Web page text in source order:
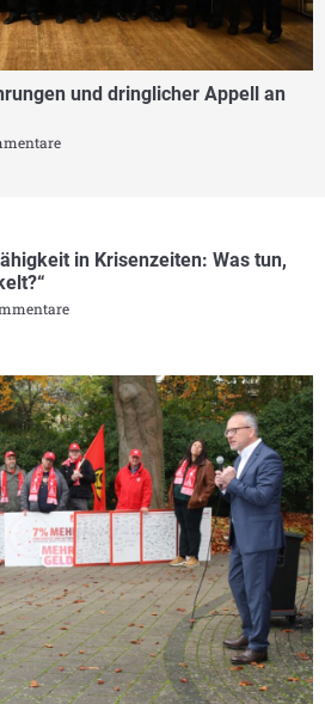
und dringlicher Appell an
in Krisenzeiten: Was tun,